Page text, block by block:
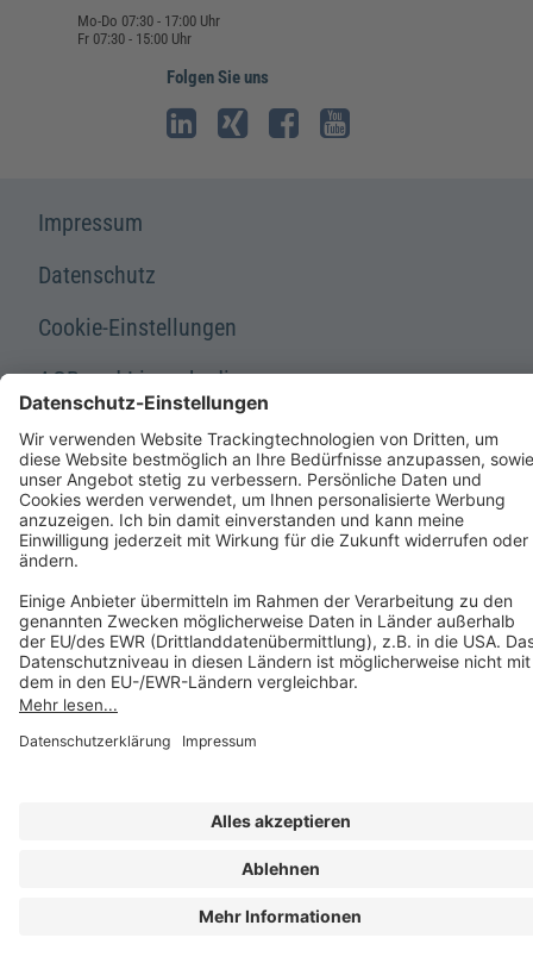
Mo-Do 07:30 - 17:00 Uhr
Fr 07:30 - 15:00 Uhr
Folgen Sie uns
Impressum
Datenschutz
Cookie-Einstellungen
AGB und Lizenzbedingungen
Erklärung zur Barrierefreiheit
A FORUM MEDIA GROUP COMPANY